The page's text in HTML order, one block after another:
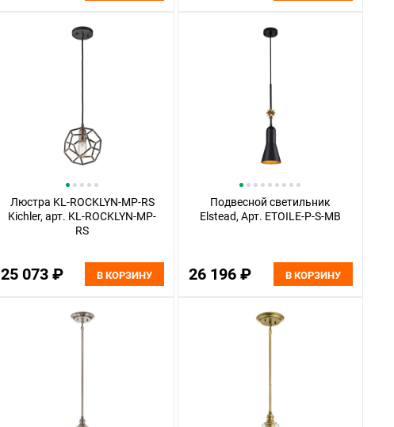
Люстра KL-ROCKLYN-MP-RS
Kichler, арт. KL-ROCKLYN-MP-
RS
25 073 ₽ В КОРЗИНУ
Подвесной светильник
Elstead, Арт. ETOILE-P-S-MB
26 196 ₽ В КОРЗИНУ